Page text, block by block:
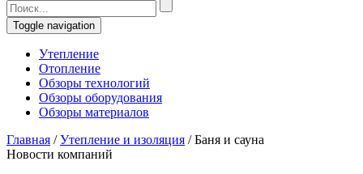
Toggle navigation
Утепление
Отопление
Обзоры технологий
Обзоры оборудования
Обзоры материалов
Главная /Утепление и изоляция /Баня и сауна
Новости компаний